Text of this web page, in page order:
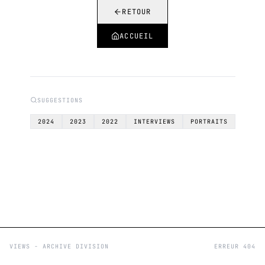
RETOUR
ACCUEIL
SUGGESTIONS
2024 2023 2022 INTERVIEWS PORTRAITS
VIEWS - ARCHIVE DIVISION ERREUR 404